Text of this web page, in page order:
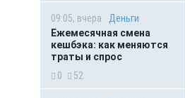
09:05, вчера
Деньги
Ежемесячная смена
кешбэка: как меняются
траты и спрос
0
52